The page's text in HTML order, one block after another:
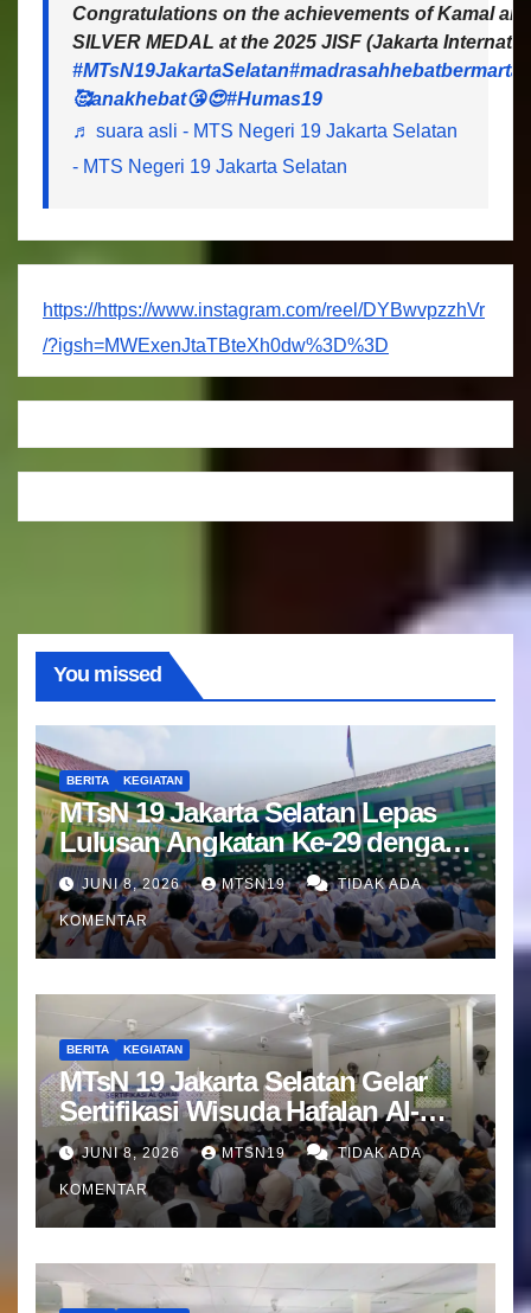
Congratulations on the achievements of Kamal
SILVER MEDAL at the 2025 JISF (Jakarta
#MTsN19JakartaSelatan
🥰anakhebat😘😍#Humas19
♬ suara asli - MTS Negeri 19 Jakarta Selatan
- MTS Negeri 19 Jakarta Selatan
https://https://www.instagram.com/reel/DYBwvpzzhVr
/?igsh=MWExenJtaTBteXh0dw%3D%3D
You missed
BERITA KEGIATAN
MTsN 19 Jakarta Selatan Lepas
Lulusan Angkatan Ke-29 dengan
Doa dan Harapan Terbaik
JUNI 8, 2026 MTSN19 TIDAK ADA
KOMENTAR
BERITA KEGIATAN
MTsN 19 Jakarta Selatan Gelar
Sertifikasi Wisuda Hafalan Al-
Qur’an
JUNI 8, 2026 MTSN19 TIDAK ADA
KOMENTAR